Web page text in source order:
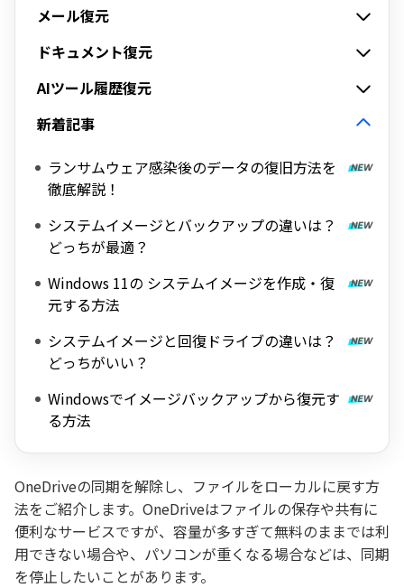
メール復元
ドキュメント復元
AIツール履歴復元
新着記事
ランサムウェア感染後のデータの復旧方法を
徹底解説！
システムイメージとバックアップの違いは？
どっちが最適？
Windows 11の システムイメージを作成・復
元する方法
システムイメージと回復ドライブの違いは？
どっちがいい？
Windowsでイメージバックアップから復元す
る方法
OneDriveの同期を解除し、ファイルをローカルに戻す方
法をご紹介します。OneDriveはファイルの保存や共有に
便利なサービスですが、容量が多すぎて無料のままでは利
用できない場合や、パソコンが重くなる場合などは、同期
を停止したいことがあります。